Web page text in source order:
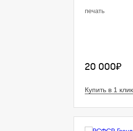
печать
20 000₽
Купить в 1 клик